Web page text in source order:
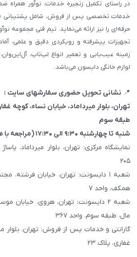
در راستای تکمیل زنجیره خدمات، نوآور همراه
خدمات تخصصی پس از فروش، شامل پشتیبانی
حرفه‌ای را نیز ارائه می‌نماید. تیم فنی مجموعه
تجهیزات پیشرفته و رویکردی دقیق و علمی،
زمینه عیب‌یابی و تعمیر انواع لپ‌تاپ،
لوازم خانگی دایسون می‌باشد.
📍 نشانی تحویل حضوری سفارشهای سایت :
تهران، بلوار میرداماد، خیابان نساء، کوچه
طبقه سوم
شنبه تا چهارشنبه ۹:۳۰ الی ۱۷:۳۰ (مراجعه با هماهنگی قبلی)
نمایشگاه مرکزی: تهران، بلوار میرداماد،
۲۰۵
شعبه ۱ دایسونت: تهران، خیابان
همکف، واحد ۷
شعبه ۲ دایسونت: تهران، هروی،
مال، طبقه سوم، واحد ۳۶۷
گارانتی و خدمات پس از فروش: تهران، بلوار
غفاری، پلاک ۲۳